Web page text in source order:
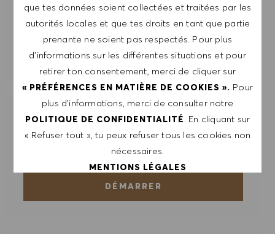
que tes données soient collectées et traitées par les
autorités locales et que tes droits en tant que partie
prenante ne soient pas respectés. Pour plus
d’informations sur les différentes situations et pour
retirer ton consentement, merci de cliquer sur
« PRÉFÉRENCES EN MATIÈRE DE COOKIES ». Pour
plus d’informations, merci de consulter notre
POLITIQUE DE CONFIDENTIALITÉ . En cliquant sur
« Refuser tout », tu peux refuser tous les cookies non
nécessaires.
MENTIONS LÉGALES
ACCEPTER TOUT
ENVOYER
GÉRER LES ALERTES
OBTIENS DES RECOMMANDATIONS
D'EMPLOI PERSONNALISÉES EN
FONCTION DE TES INTÉRÊTS.
DÉMARRER